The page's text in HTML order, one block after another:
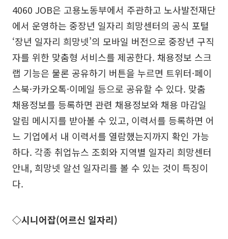
4060 JOB은 고용노동부에서 주관하고 노사발전재단
에서 운영하는 중장년 일자리 희망센터의 공식 포털
‘장년 일자리 희망넷’의 모바일 버전으로 중장년 구직
자를 위한 맞춤형 서비스를 제공한다. 채용정보 스크
랩 기능은 물론 공유하기 버튼을 누르면 트위터·페이
스북·카카오톡·이메일 등으로 공유할 수 있다. 맞춤
채용정보를 등록하면 관련 채용정보와 채용 마감일
알림 메시지를 받아볼 수 있고, 이력서를 등록하면 어
느 기업에서 내 이력서를 열람했는지까지 확인 가능
하다. 각종 취업뉴스 조회와 지역별 일자리 희망센터
안내, 희망넷 알선 일자리를 볼 수 있는 것이 특징이
다.
◇시니어잡(어르신 일자리)